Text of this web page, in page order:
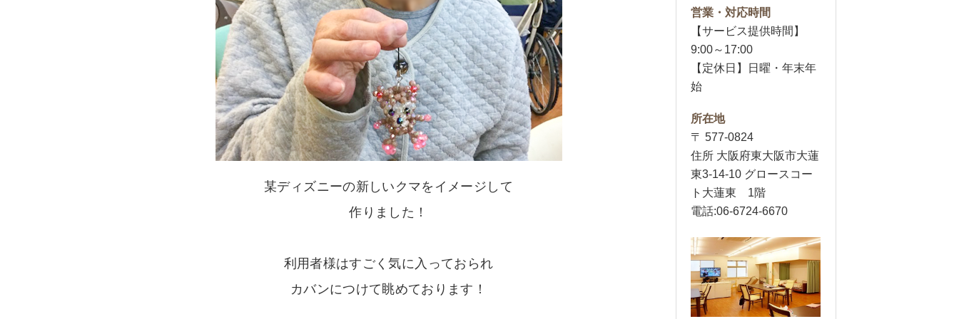
某ディズニーの新しいクマをイメージして
作りました！
利用者様はすごく気に入っておられ
カバンにつけて眺めております！
営業・対応時間
【サービス提供時間】
9:00～17:00
【定休日】日曜・年末年
始
所在地
〒 577-0824
住所 大阪府東大阪市大蓮
東3-14-10 グロースコー
ト大蓮東 1階
電話:06-6724-6670